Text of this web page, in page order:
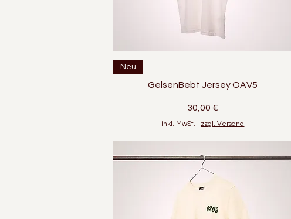
Neu
GelsenBebt Jersey OAV5
Preis
30,00 €
inkl. MwSt. zzgl. Versand